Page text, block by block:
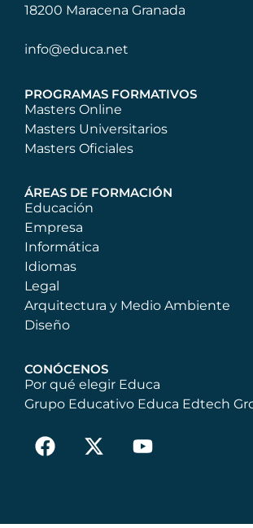
18200 Maracena Granada
info@educa.net
PROGRAMAS FORMATIVOS
Masters Online
Masters Universitarios
Masters Oficiales
ÁREAS DE FORMACIÓN
Educación
Empresa
Informática
Idiomas
Legal
Arquitectura y Medio Ambiente
Diseño
CONÓCENOS
Por qué elegir Educa
Grupo Educativo Educa Edtech